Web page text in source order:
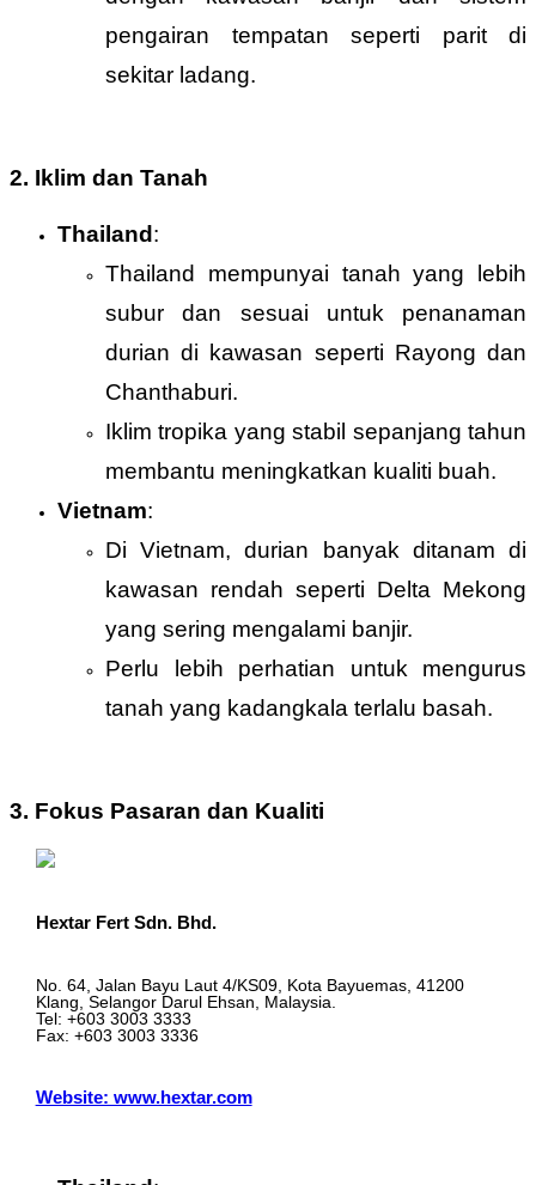
pengairan tempatan seperti parit di
sekitar ladang.
2. Iklim dan Tanah
Thailand :
Thailand mempunyai tanah yang lebih
subur dan sesuai untuk penanaman
durian di kawasan seperti Rayong dan
Chanthaburi.
Iklim tropika yang stabil sepanjang tahun
membantu meningkatkan kualiti buah.
Vietnam:
Di Vietnam, durian banyak ditanam di
kawasan rendah seperti Delta Mekong
yang sering mengalami banjir.
Perlu lebih perhatian untuk mengurus
tanah yang kadangkala terlalu basah.
3. Fokus Pasaran dan Kualiti
Hextar Fert Sdn. Bhd.
No. 64, Jalan Bayu Laut 4/KS09, Kota Bayuemas, 41200
Klang, Selangor Darul Ehsan, Malaysia.
Tel: +603 3003 3333
Fax: +603 3003 3336
Website: www.hextar.com